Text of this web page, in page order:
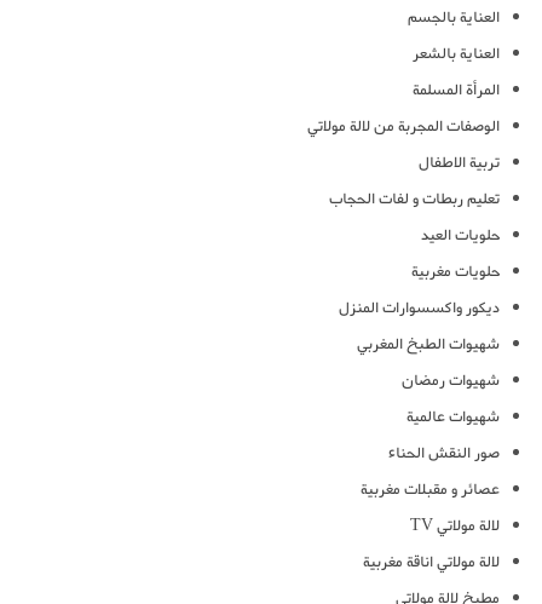
العناية بالجسم
العناية بالشعر
المرأة المسلمة
الوصفات المجربة من لالة مولاتي
تربية الاطفال
تعليم ربطات و لفات الحجاب
حلويات العيد
حلويات مغربية
ديكور واكسسوارات المنزل
شهيوات الطبخ المغربي
شهيوات رمضان
شهيوات عالمية
صور النقش الحناء
عصائر و مقبلات مغربية
لالة مولاتي TV
لالة مولاتي اناقة مغربية
مطبخ لالة مولاتي